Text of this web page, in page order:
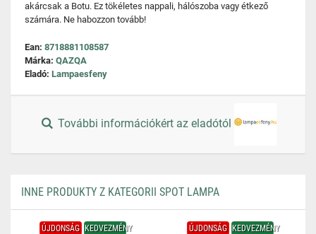
akárcsak a Botu. Ez tökéletes nappali, hálószoba vagy étkező
számára. Ne habozzon tovább!
Ean: 8718881108587
Márka: QAZQA
Eladó: Lampaesfeny
További információkért az eladótól
INNE PRODUKTY Z KATEGORII SPOT LAMPA
ÚJDONSÁG KEDVEZMÉNY ÚJDONSÁG KEDVEZMÉNY